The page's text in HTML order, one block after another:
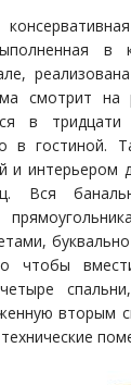
в
смотрит на
в
в гостиной.
и интерьером
Вся
чтобы
четыре
вторым